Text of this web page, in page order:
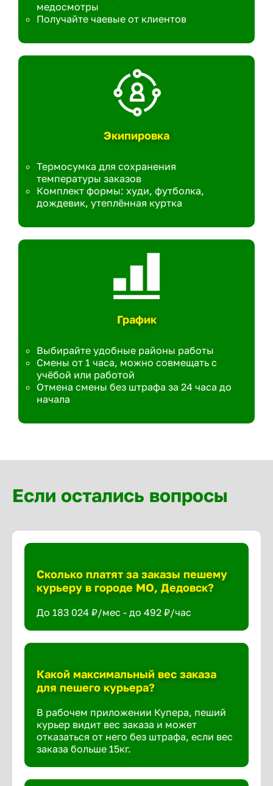
медосмотры
Получайте чаевые от клиентов
Экипировка
Термосумка для сохранения
температуры заказов
Комплект формы: худи, футболка,
дождевик, утеплённая куртка
График
Выбирайте удобные районы работы
Смены от 1 часа, можно совмещать с
учёбой или работой
Отмена смены без штрафа за 24 часа до
начала
Если остались вопросы
Сколько платят за заказы пешему
курьеру в городе МО, Дедовск?
До 183 024 ₽/мес - до 492 ₽/час
Какой максимальный вес заказа
для пешего курьера?
В рабочем приложении Купера, пеший
курьер видит вес заказа и может
отказаться от него без штрафа, если вес
заказа больше 15кг.